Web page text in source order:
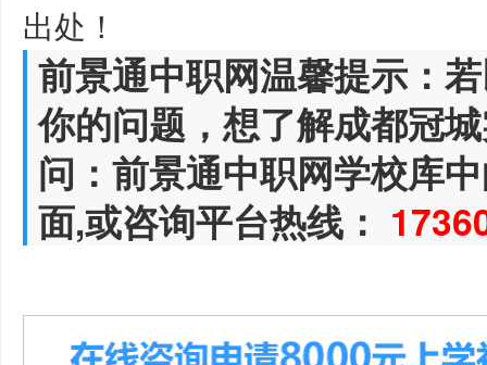
出处！
前景通中职网温馨提示：
你的问题，想了解成都冠
问：前景通中职网学校库
面,或咨询平台热线：